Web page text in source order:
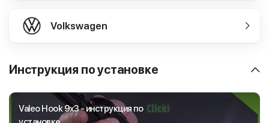
Volkswagen
Инструкция по установке
Valeo Hook 9x3 - инструкция по